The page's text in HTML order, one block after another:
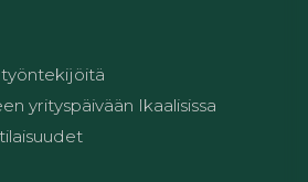
työntekijöitä
yrityspäivään Ikaalisissa